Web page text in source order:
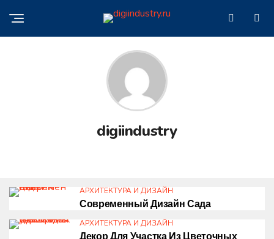
digiindustry
АРХИТЕКТУРА И ДИЗАЙН
Современный Дизайн Сада
АРХИТЕКТУРА И ДИЗАЙН